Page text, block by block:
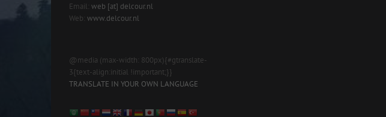
Email: web [at] delcour.nl
Web: www.delcour.nl
@media (max-width: 800px){#gtranslate-
3{text-align:initial !important;}}
TRANSLATE IN YOUR OWN LANGUAGE